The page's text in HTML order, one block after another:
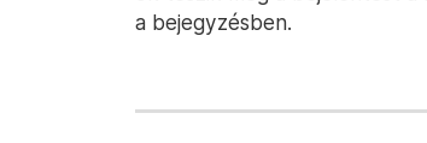
a bejegyzésben.